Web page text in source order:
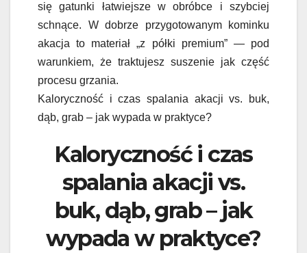
się gatunki łatwiejsze w obróbce i szybciej
schnące. W dobrze przygotowanym kominku
akacja to materiał „z półki premium” — pod
warunkiem, że traktujesz suszenie jak część
procesu grzania.
Kaloryczność i czas spalania akacji vs. buk,
dąb, grab – jak wypada w praktyce?
Kaloryczność i czas
spalania akacji vs.
buk, dąb, grab – jak
wypada w praktyce?